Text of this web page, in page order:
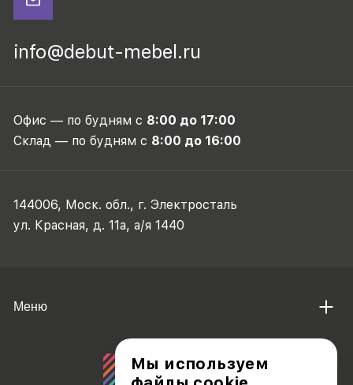
info@debut-mebel.ru
Офис — по будням с 8:00 до 17:00
Склад — по будням с 8:00 до 16:00
144006, Моск. обл., г. Электросталь
ул. Красная, д. 11а, а/я 1440
Меню
Мы используем